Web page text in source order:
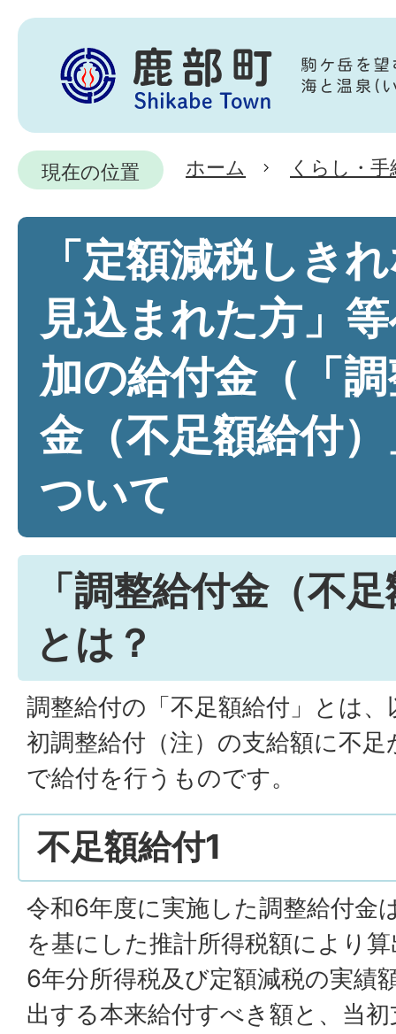
現在の位置 ホーム くらし・手
「定額減税しき
見込まれた方」
加の給付金（「
金（不足額給付
ついて
「調整給付金（不
とは？
調整給付の「不足額給付」とは
初調整給付（注）の支給額に不
で給付を行うものです。
不足額給付1
令和6年度に実施した調整給付金
を基にした推計所得税額により
6年分所得税及び定額減税の実績
出する本来給付すべき額と、当